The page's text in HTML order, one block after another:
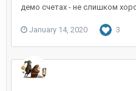
демо счетах - не слишком
January 14, 2020 3